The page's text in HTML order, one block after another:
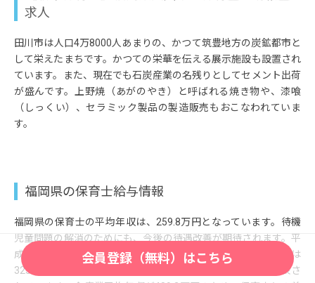
求人
田川市は人口4万8000人あまりの、かつて筑豊地方の炭鉱都市と
して栄えたまちです。かつての栄華を伝える展示施設も設置され
ています。また、現在でも石炭産業の名残りとしてセメント出荷
が盛んです。上野焼（あがのやき）と呼ばれる焼き物や、漆喰
（しっくい）、セラミック製品の製造販売もおこなわれていま
す。
福岡県の保育士給与情報
福岡県の保育士の平均年収は、259.8万円となっています。待機
児童問題の解消のためにも、今後の待遇改善が期待されます。平
成27年賃金構造基本統計調査によると保育士全国平均年収は
323.3万円、平均月給21.9万円、平均年間賞与60.3万円と公表さ
会員登録（無料）はこちら